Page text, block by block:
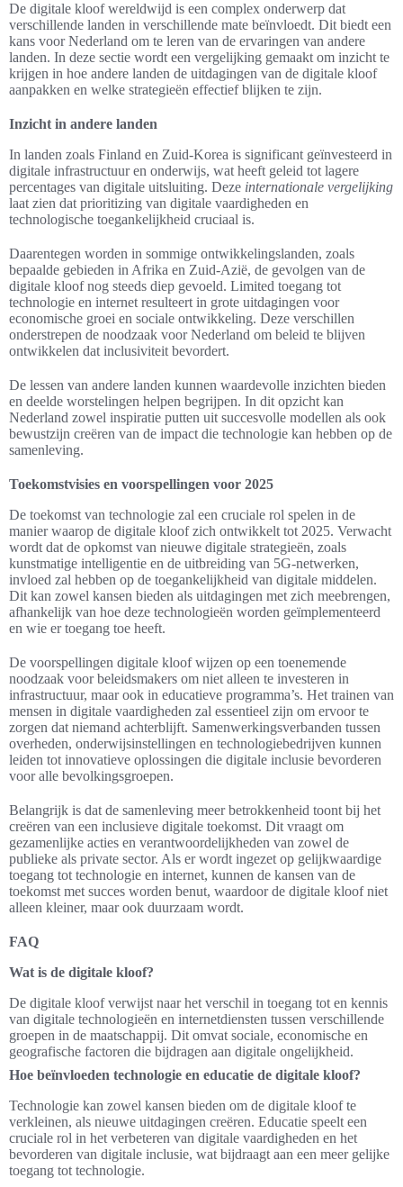
De digitale kloof wereldwijd is een complex onderwerp dat
verschillende landen in verschillende mate beïnvloedt. Dit biedt een
kans voor Nederland om te leren van de ervaringen van andere
landen. In deze sectie wordt een vergelijking gemaakt om inzicht te
krijgen in hoe andere landen de uitdagingen van de digitale kloof
aanpakken en welke strategieën effectief blijken te zijn.
Inzicht in andere landen
In landen zoals Finland en Zuid-Korea is significant geïnvesteerd in
digitale infrastructuur en onderwijs, wat heeft geleid tot lagere
percentages van digitale uitsluiting. Deze internationale vergelijking
laat zien dat prioritizing van digitale vaardigheden en
technologische toegankelijkheid cruciaal is.
Daarentegen worden in sommige ontwikkelingslanden, zoals
bepaalde gebieden in Afrika en Zuid-Azië, de gevolgen van de
digitale kloof nog steeds diep gevoeld. Limited toegang tot
technologie en internet resulteert in grote uitdagingen voor
economische groei en sociale ontwikkeling. Deze verschillen
onderstrepen de noodzaak voor Nederland om beleid te blijven
ontwikkelen dat inclusiviteit bevordert.
De lessen van andere landen kunnen waardevolle inzichten bieden
en deelde worstelingen helpen begrijpen. In dit opzicht kan
Nederland zowel inspiratie putten uit succesvolle modellen als ook
bewustzijn creëren van de impact die technologie kan hebben op de
samenleving.
Toekomstvisies en voorspellingen voor 2025
De toekomst van technologie zal een cruciale rol spelen in de
manier waarop de digitale kloof zich ontwikkelt tot 2025. Verwacht
wordt dat de opkomst van nieuwe digitale strategieën, zoals
kunstmatige intelligentie en de uitbreiding van 5G-netwerken,
invloed zal hebben op de toegankelijkheid van digitale middelen.
Dit kan zowel kansen bieden als uitdagingen met zich meebrengen,
afhankelijk van hoe deze technologieën worden geïmplementeerd
en wie er toegang toe heeft.
De voorspellingen digitale kloof wijzen op een toenemende
noodzaak voor beleidsmakers om niet alleen te investeren in
infrastructuur, maar ook in educatieve programma’s. Het trainen van
mensen in digitale vaardigheden zal essentieel zijn om ervoor te
zorgen dat niemand achterblijft. Samenwerkingsverbanden tussen
overheden, onderwijsinstellingen en technologiebedrijven kunnen
leiden tot innovatieve oplossingen die digitale inclusie bevorderen
voor alle bevolkingsgroepen.
Belangrijk is dat de samenleving meer betrokkenheid toont bij het
creëren van een inclusieve digitale toekomst. Dit vraagt om
gezamenlijke acties en verantwoordelijkheden van zowel de
publieke als private sector. Als er wordt ingezet op gelijkwaardige
toegang tot technologie en internet, kunnen de kansen van de
toekomst met succes worden benut, waardoor de digitale kloof niet
alleen kleiner, maar ook duurzaam wordt.
FAQ
Wat is de digitale kloof?
De digitale kloof verwijst naar het verschil in toegang tot en kennis
van digitale technologieën en internetdiensten tussen verschillende
groepen in de maatschappij. Dit omvat sociale, economische en
geografische factoren die bijdragen aan digitale ongelijkheid.
Hoe beïnvloeden technologie en educatie de digitale kloof?
Technologie kan zowel kansen bieden om de digitale kloof te
verkleinen, als nieuwe uitdagingen creëren. Educatie speelt een
cruciale rol in het verbeteren van digitale vaardigheden en het
bevorderen van digitale inclusie, wat bijdraagt aan een meer gelijke
toegang tot technologie.